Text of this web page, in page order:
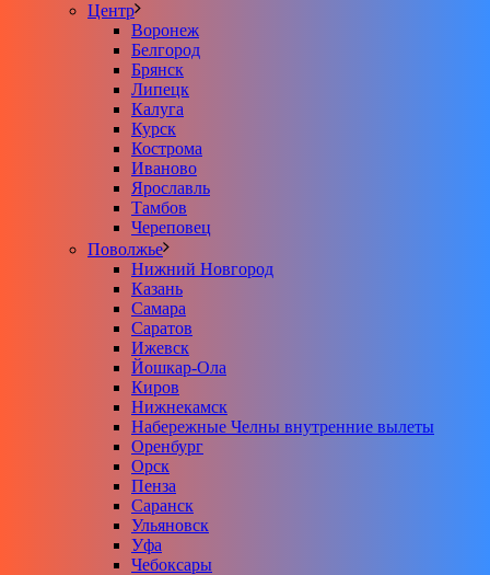
Центр
Воронеж
Белгород
Брянск
Липецк
Калуга
Курск
Кострома
Иваново
Ярославль
Тамбов
Череповец
Поволжье
Нижний Новгород
Казань
Самара
Саратов
Ижевск
Йошкар-Ола
Киров
Нижнекамск
Набережные Челны внутренние вылеты
Оренбург
Орск
Пенза
Саранск
Ульяновск
Уфа
Чебоксары